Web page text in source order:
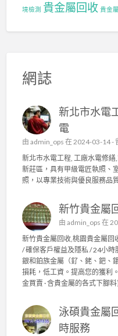
境檢測 貴金屬回收 貴金
網誌
新北市水電
電
由 admin_ops 在 2024-03-14 -
,
,
新北市水電工程, 工廠水電修
新莊區，具有甲級電匠執照、
照，以專業技術與優良服務品
新竹貴金屬
由admin_ops 在
新竹貴金屬回收,桃園貴金屬回
/ 確保客戶權益及隱私 / 24小時
銀和鉑族金屬（釕、銠、鈀、
損耗，低工資。提高您的獲利
金買賣 · 含貴金屬的各式下腳料
泳碩貴金屬
時服務